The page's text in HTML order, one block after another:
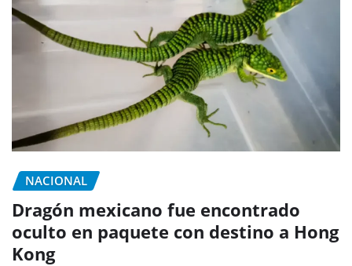
NACIONAL
Dragón mexicano fue encontrado
oculto en paquete con destino a Hong
Kong